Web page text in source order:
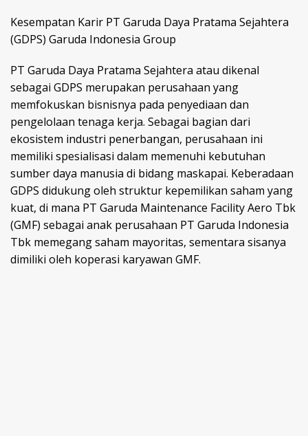
Kesempatan Karir PT Garuda Daya Pratama Sejahtera
(GDPS) Garuda Indonesia Group
PT Garuda Daya Pratama Sejahtera atau dikenal
sebagai GDPS merupakan perusahaan yang
memfokuskan bisnisnya pada penyediaan dan
pengelolaan tenaga kerja. Sebagai bagian dari
ekosistem industri penerbangan, perusahaan ini
memiliki spesialisasi dalam memenuhi kebutuhan
sumber daya manusia di bidang maskapai. Keberadaan
GDPS didukung oleh struktur kepemilikan saham yang
kuat, di mana PT Garuda Maintenance Facility Aero Tbk
(GMF) sebagai anak perusahaan PT Garuda Indonesia
Tbk memegang saham mayoritas, sementara sisanya
dimiliki oleh koperasi karyawan GMF.